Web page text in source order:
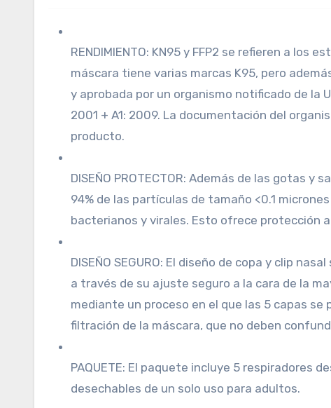
RENDIMIENTO: KN95 y FFP2 se refieren a
máscara tiene varias marcas K95, pero
y aprobada por un organismo notificado de la
2001 + A1: 2009. La documentación del
producto.
DISEÑO PROTECTOR: Además de las gotas
94% de las partículas de tamaño <0.1
bacterianos y virales. Esto ofrece protección
DISEÑO SEGURO: El diseño de copa y clip
a través de su ajuste seguro a la cara de la
mediante un proceso en el que las 5 capas
filtración de la máscara, que no deben
PAQUETE: El paquete incluye 5 respiradores
desechables de un solo uso para adultos.